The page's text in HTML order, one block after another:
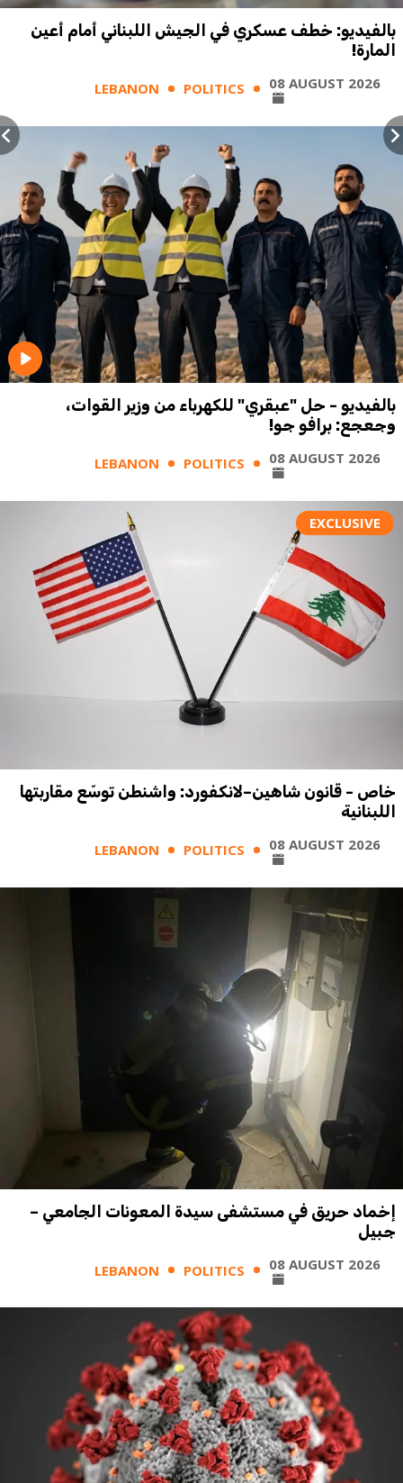
بالفيديو: خطف عسكري في الجيش اللبناني أمام أعين
المارة!
LEBANON POLITICS 08 AUGUST 2026
بالفيديو - حل "عبقري" للكهرباء من وزير القوات،
وجعجع: برافو جو!
LEBANON POLITICS 08 AUGUST 2026
EXCLUSIVE
خاص - قانون شاهين–لانكفورد: واشنطن توسّع مقاربتها
اللبنانية
LEBANON POLITICS 08 AUGUST 2026
إخماد حريق في مستشفى سيدة المعونات الجامعي –
جبيل
LEBANON POLITICS 08 AUGUST 2026